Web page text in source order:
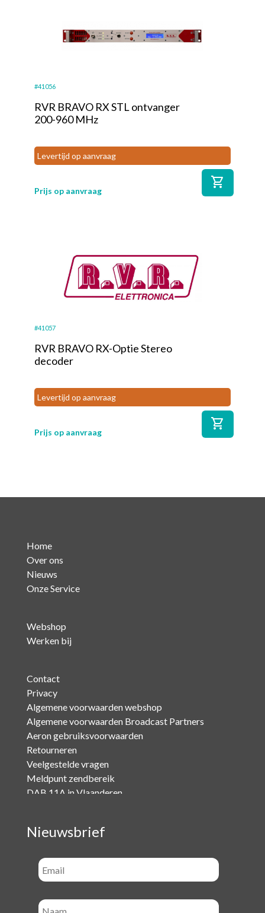
#41056
RVR BRAVO RX STL ontvanger
200-960 MHz
Levertijd op aanvraag
Prijs op aanvraag
shopping_cart
#41057
RVR BRAVO RX-Optie Stereo
decoder
Levertijd op aanvraag
Prijs op aanvraag
shopping_cart
Home
Over ons
Nieuws
Onze Service
Webshop
Werken bij
Contact
Privacy
Algemene voorwaarden webshop
Algemene voorwaarden Broadcast Partners
Aeron gebruiksvoorwaarden
Retourneren
Veelgestelde vragen
Meldpunt zendbereik
DAB 11A in Vlaanderen
Nieuwsbrief